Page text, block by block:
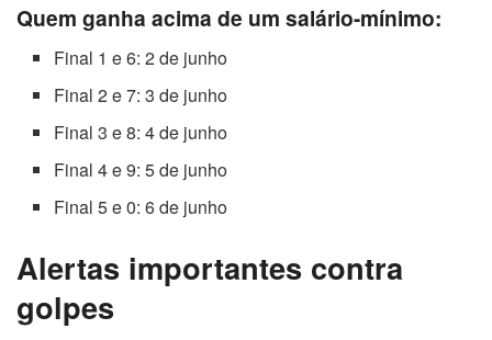
Quem ganha acima de um salário-mínimo:
Final 1 e 6: 2 de junho
Final 2 e 7: 3 de junho
Final 3 e 8: 4 de junho
Final 4 e 9: 5 de junho
Final 5 e 0: 6 de junho
Alertas importantes contra
golpes